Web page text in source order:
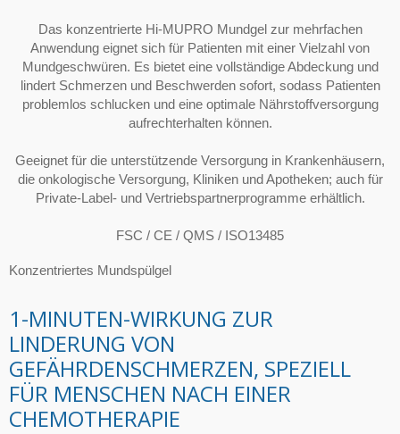
Das konzentrierte Hi-MUPRO Mundgel zur mehrfachen
Anwendung eignet sich für Patienten mit einer Vielzahl von
Mundgeschwüren. Es bietet eine vollständige Abdeckung und
lindert Schmerzen und Beschwerden sofort, sodass Patienten
problemlos schlucken und eine optimale Nährstoffversorgung
aufrechterhalten können.
Geeignet für die unterstützende Versorgung in Krankenhäusern,
die onkologische Versorgung, Kliniken und Apotheken; auch für
Private-Label- und Vertriebspartnerprogramme erhältlich.
FSC / CE / QMS / ISO13485
Konzentriertes Mundspülgel
1-MINUTEN-WIRKUNG ZUR
LINDERUNG VON
GEFÄHRDENSCHMERZEN, SPEZIELL
FÜR MENSCHEN NACH EINER
CHEMOTHERAPIE